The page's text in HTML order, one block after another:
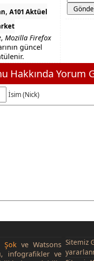
, A101 Aktüel
,Mozilla Firefox
güncel
Hakkında Yorum
İsim (Nick)
Şokve Watsons
infografikler ve
Sitemiz